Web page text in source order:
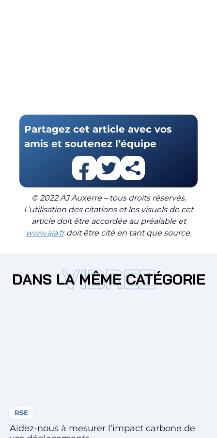
Partagez cet article avec vos
amis et soutenez l’équipe
© 2022 AJ Auxerre – tous droits réservés.
L’utilisation des citations et les visuels de cet
article doit être accordée au préalable et
www.aja.frdoit être cité en tant que source.
VIBREZ
DANS LA MÊME CATÉGORIE
RSE
Aidez-nous à mesurer l’impact carbone de